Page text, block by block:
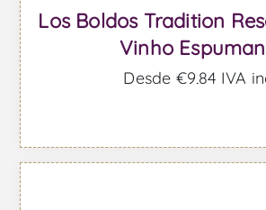
Los Boldos Tradition
Vinho
Desde €9,84 IVA